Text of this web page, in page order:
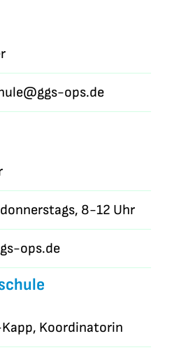
ops.de
8-12 Uhr
ops.de
Koordinatorin